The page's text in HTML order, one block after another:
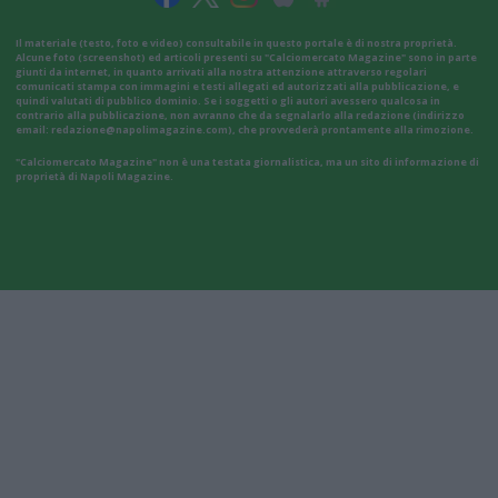
Il materiale (testo, foto e video) consultabile in questo portale è di nostra proprietà.
Alcune foto (screenshot) ed articoli presenti su "Calciomercato Magazine" sono in parte
giunti da internet, in quanto arrivati alla nostra attenzione attraverso regolari
comunicati stampa con immagini e testi allegati ed autorizzati alla pubblicazione, e
quindi valutati di pubblico dominio. Se i soggetti o gli autori avessero qualcosa in
contrario alla pubblicazione, non avranno che da segnalarlo alla redazione (indirizzo
email: redazione@napolimagazine.com), che provvederà prontamente alla rimozione.
"Calciomercato Magazine" non è una testata giornalistica, ma un sito di informazione di
proprietà di Napoli Magazine.